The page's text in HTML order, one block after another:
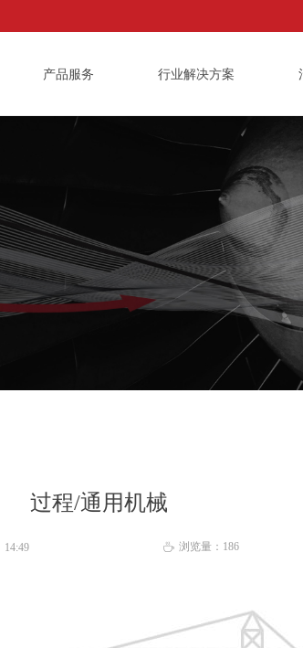
产品服务 行业解决方案
过程/通用机械
14:49 ꄘ 浏览量： 186